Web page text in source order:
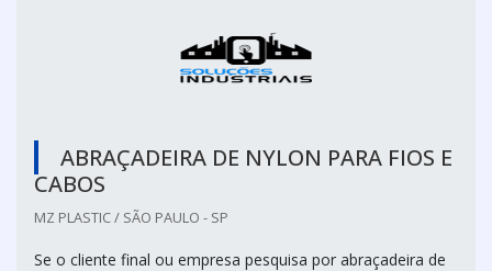
ABRAÇADEIRA DE NYLON PARA FIOS E
CABOS
MZ PLASTIC / SÃO PAULO - SP
Se o cliente final ou empresa pesquisa por abraçadeira de